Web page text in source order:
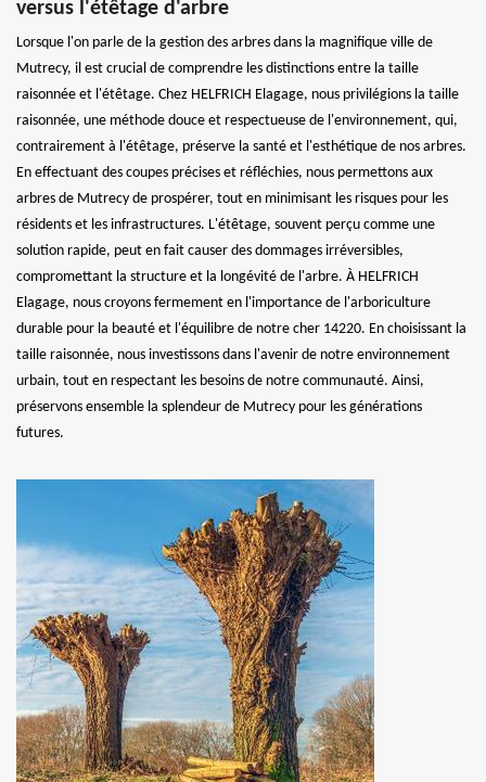
versus l'étêtage d'arbre
Lorsque l'on parle de la gestion des arbres dans la magnifique ville de
Mutrecy, il est crucial de comprendre les distinctions entre la taille
raisonnée et l'étêtage. Chez HELFRICH Elagage, nous privilégions la taille
raisonnée, une méthode douce et respectueuse de l'environnement, qui,
contrairement à l'étêtage, préserve la santé et l'esthétique de nos arbres.
En effectuant des coupes précises et réfléchies, nous permettons aux
arbres de Mutrecy de prospérer, tout en minimisant les risques pour les
résidents et les infrastructures. L'étêtage, souvent perçu comme une
solution rapide, peut en fait causer des dommages irréversibles,
compromettant la structure et la longévité de l'arbre. À HELFRICH
Elagage, nous croyons fermement en l'importance de l'arboriculture
durable pour la beauté et l'équilibre de notre cher 14220. En choisissant la
taille raisonnée, nous investissons dans l'avenir de notre environnement
urbain, tout en respectant les besoins de notre communauté. Ainsi,
préservons ensemble la splendeur de Mutrecy pour les générations
futures.